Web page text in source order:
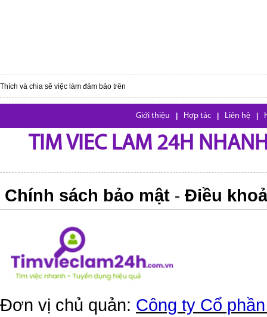
Thích và chia sẽ việc làm đảm bảo trên
Giới thiệu Hợp tác Liên hệ
TIM VIEC LAM 24H
Chính sách bảo mật - Điều
Đơn vị chủ quản: Công ty Cổ